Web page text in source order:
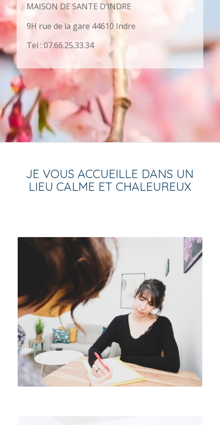
MAISON DE SANTE D’INDRE
9H rue de la gare 44610 Indre
Tel : 07.66.25.33.34
JE VOUS ACCUEILLE DANS UN
LIEU CALME ET CHALEUREUX